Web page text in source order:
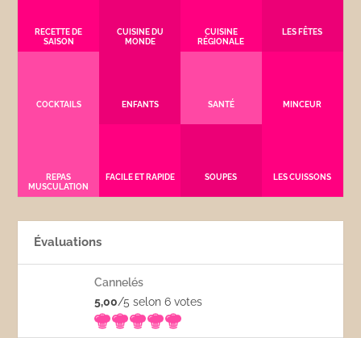
RECETTE DE
SAISON
CUISINE DU
MONDE
CUISINE
RÉGIONALE
LES FÊTES
COCKTAILS ENFANTS SANTÉ MINCEUR
REPAS
MUSCULATION
FACILE ET RAPIDE SOUPES LES CUISSONS
Évaluations
Cannelés
5,00/5 selon 6votes